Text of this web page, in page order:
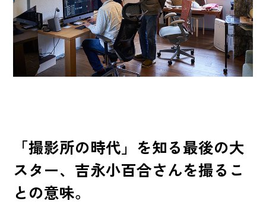
「撮影所の時代」を知る最後の大
スター、吉永小百合さんを撮るこ
との意味。